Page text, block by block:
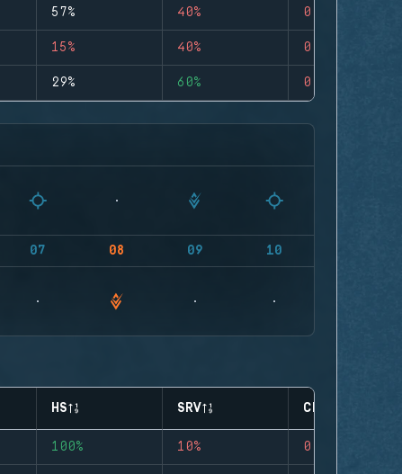
57% 40% 0
15% 40% 0
29% 60% 0
07 08 09 10
HS SRV CLUTCHES
100% 10% 0